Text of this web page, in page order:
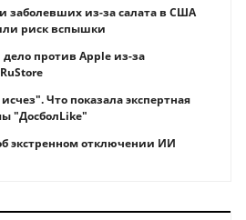
заболевших из-за салата в США
риск вспышки
против Apple из-за
Что показала экспертная
"ДосболLike"
экстренном отключении ИИ